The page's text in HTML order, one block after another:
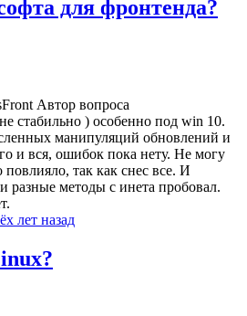
для фронтенда?
Автор вопроса
стабильно ) особенно под win 10.
манипуляций обновлений и
и вся, ошибок пока нету. Не могу
повлияло, так как снес все. И
разные методы с инета пробовал.
лет назад